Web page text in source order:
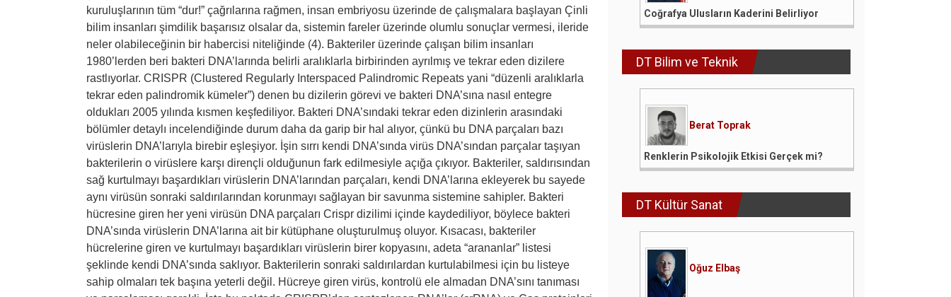
kuruluşlarının tüm “dur!” çağrılarına rağmen, insan embriyosu üzerinde de çalışmalara başlayan Çinli
bilim insanları şimdilik başarısız olsalar da, sistemin fareler üzerinde olumlu sonuçlar vermesi, ileride
neler olabileceğinin bir habercisi niteliğinde (4). Bakteriler üzerinde çalışan bilim insanları
1980’lerden beri bakteri DNA’larında belirli aralıklarla birbirinden ayrılmış ve tekrar eden dizilere
rastlıyorlar. CRISPR (Clustered Regularly Interspaced Palindromic Repeats yani “düzenli aralıklarla
tekrar eden palindromik kümeler”) denen bu dizilerin görevi ve bakteri DNA’sına nasıl entegre
oldukları 2005 yılında kısmen keşfediliyor. Bakteri DNA’sındaki tekrar eden dizinlerin arasındaki
bölümler detaylı incelendiğinde durum daha da garip bir hal alıyor, çünkü bu DNA parçaları bazı
virüslerin DNA’larıyla birebir eşleşiyor. İşin sırrı kendi DNA’sında virüs DNA’sından parçalar taşıyan
bakterilerin o virüslere karşı dirençli olduğunun fark edilmesiyle açığa çıkıyor. Bakteriler, saldırısından
sağ kurtulmayı başardıkları virüslerin DNA’larından parçaları, kendi DNA’larına ekleyerek bu sayede
aynı virüsün sonraki saldırılarından korunmayı sağlayan bir savunma sistemine sahipler. Bakteri
hücresine giren her yeni virüsün DNA parçaları Crispr dizilimi içinde kaydediliyor, böylece bakteri
DNA’sında virüslerin DNA’larına ait bir kütüphane oluşturulmuş oluyor. Kısacası, bakteriler
hücrelerine giren ve kurtulmayı başardıkları virüslerin birer kopyasını, adeta “arananlar” listesi
şeklinde kendi DNA’sında saklıyor. Bakterilerin sonraki saldırılardan kurtulabilmesi için bu listeye
sahip olmaları tek başına yeterli değil. Hücreye giren virüs, kontrolü ele almadan DNA’sını tanıması
Coğrafya Ulusların Kaderini Belirliyor
DT Bilim ve Teknik
Berat Toprak
Renklerin Psikolojik Etkisi Gerçek mi?
DT Kültür Sanat
Oğuz Elbaş